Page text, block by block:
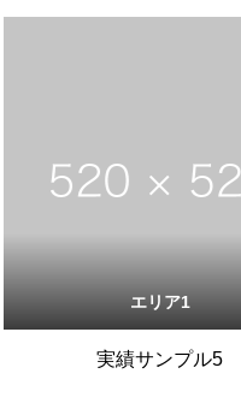
エリア1
実績サンプル5